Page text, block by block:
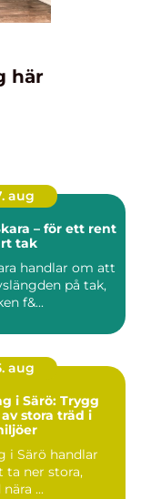
här
aug
– för ett rent
tak
handlar om att
på tak,
f&...
aug
i Särö: Trygg
stora träd i
i Särö handlar
ta ner stora,
...